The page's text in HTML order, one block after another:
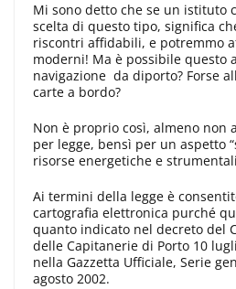
Mi sono detto che se un istituto
scelta di questo tipo, significa
riscontri affidabili, e potremmo
moderni! Ma è possibile questo
navigazione da diporto? Forse
carte a bordo?
Non è proprio così, almeno non
per legge, bensì per un aspetto
risorse energetiche e
Ai termini della legge è
cartografia elettronica purché
quanto indicato nel decreto del
delle Capitanerie di Porto 10
nella Gazzetta Ufficiale, Serie
agosto 2002.